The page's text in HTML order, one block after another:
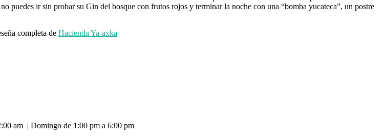
puedes ir sin probar su Gin del bosque con frutos rojos y terminar la noche con una “bomba yucateca”, un postre
completa de Hacienda Ya-axka
am | Domingo de 1:00 pm a 6:00 pm